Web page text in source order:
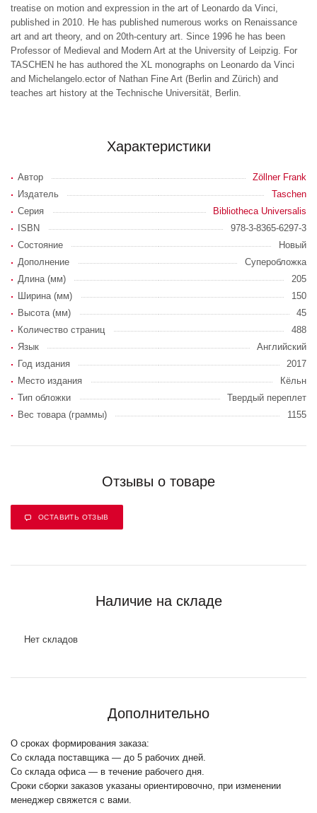
treatise on motion and expression in the art of Leonardo da Vinci,
published in 2010. He has published numerous works on Renaissance
art and art theory, and on 20th-century art. Since 1996 he has been
Professor of Medieval and Modern Art at the University of Leipzig. For
TASCHEN he has authored the XL monographs on Leonardo da Vinci
and Michelangelo.ector of Nathan Fine Art (Berlin and Zürich) and
teaches art history at the Technische Universität, Berlin.
Характеристики
Автор
Zöllner Frank
Издатель
Taschen
Серия
Bibliotheca Universalis
ISBN
978-3-8365-6297-3
Состояние
Новый
Дополнение
Суперобложка
Длина (мм)
205
Ширина (мм)
150
Высота (мм)
45
Количество страниц
488
Язык
Английский
Год издания
2017
Место издания
Кёльн
Тип обложки
Твердый переплет
Вес товара (граммы)
1155
Отзывы о товаре
ОСТАВИТЬ ОТЗЫВ
Наличие на складе
Нет складов
Дополнительно
О сроках формирования заказа:
Со склада поставщика — до 5 рабочих дней.
Со склада офиса — в течение рабочего дня.
Сроки сборки заказов указаны ориентировочно, при изменении
менеджер свяжется с вами.